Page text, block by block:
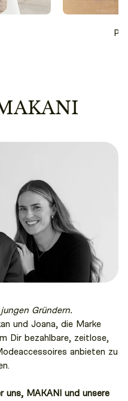
Gründern.
und Joana, die Marke
Dir bezahlbare, zeitlose,
anbieten zu
uns, MAKANI und unsere